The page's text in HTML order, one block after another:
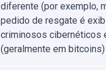
diferente (por exemplo,
pedido de resgate é
criminosos cibernéticos
(geralmente em